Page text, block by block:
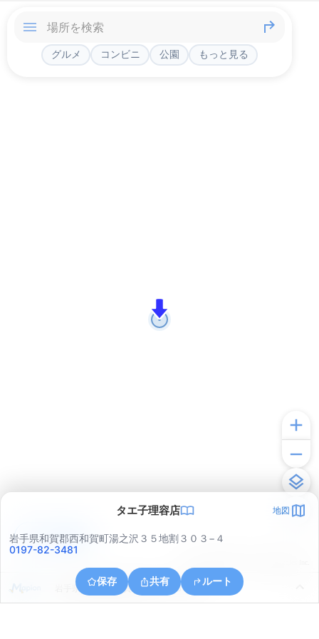
グルメ コンビニ 公園 もっと見る
タエ子理容店 地図
岩手県和賀郡西和賀町湯之沢３５地割３０３−４
0197-82-3481
保存 共有 ルート
岩手県和賀郡西和賀町湯之沢３５地割
アプリで見る